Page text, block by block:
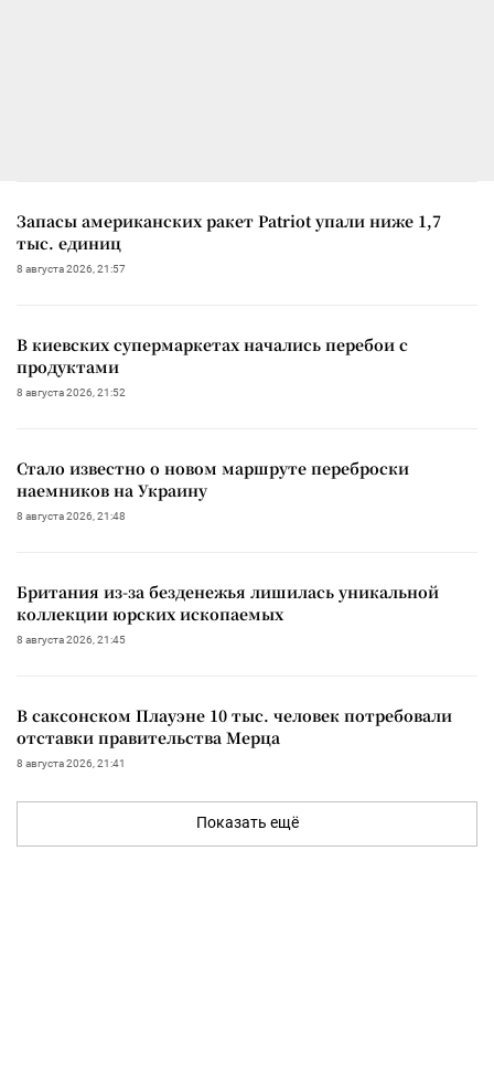
Запасы американских ракет Patriot упали ниже 1,7
тыс. единиц
8 августа 2026, 21:57
В киевских супермаркетах начались перебои с
продуктами
8 августа 2026, 21:52
Стало известно о новом маршруте переброски
наемников на Украину
8 августа 2026, 21:48
Британия из-за безденежья лишилась уникальной
коллекции юрских ископаемых
8 августа 2026, 21:45
В саксонском Плауэне 10 тыс. человек потребовали
отставки правительства Мерца
8 августа 2026, 21:41
Показать ещё